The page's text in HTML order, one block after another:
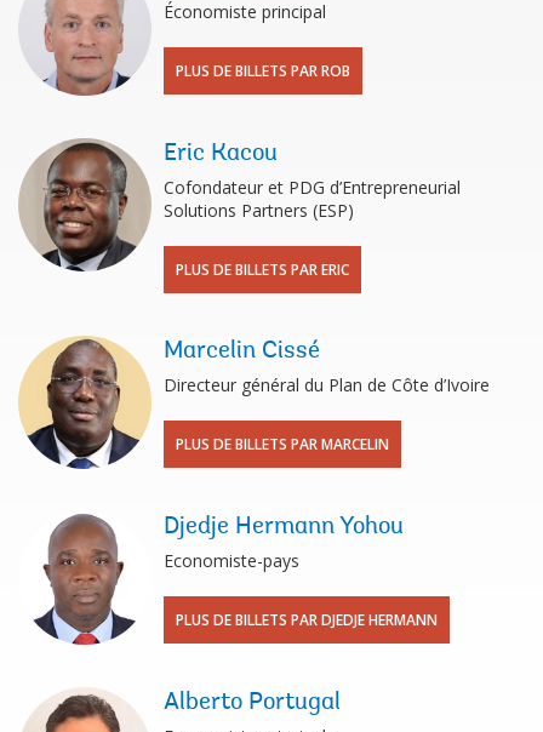
Économiste principal
PLUS DE BILLETS PAR ROB
Eric Kacou
Cofondateur et PDG d’Entrepreneurial
Solutions Partners (ESP)
PLUS DE BILLETS PAR ERIC
Marcelin Cissé
Directeur général du Plan de Côte d’Ivoire
PLUS DE BILLETS PAR MARCELIN
Djedje Hermann Yohou
Economiste-pays
PLUS DE BILLETS PAR DJEDJE HERMANN
Alberto Portugal